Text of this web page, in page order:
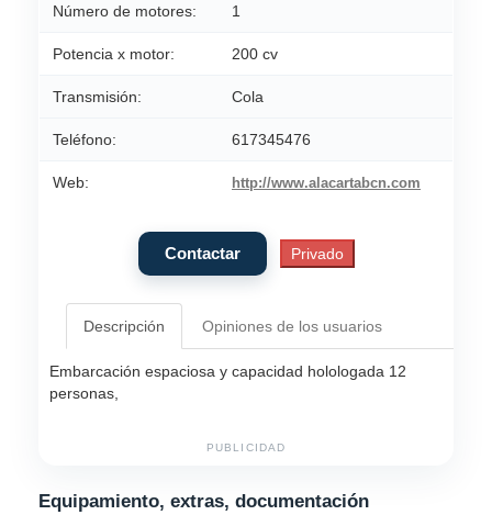
Número de motores: 1
Potencia x motor: 200 cv
Transmisión: Cola
Teléfono: 617345476
Web: http://www.alacartabcn.com
Descripción Opiniones de los usuarios
Embarcación espaciosa y capacidad holologada 12
personas,
PUBLICIDAD
Equipamiento, extras, documentación